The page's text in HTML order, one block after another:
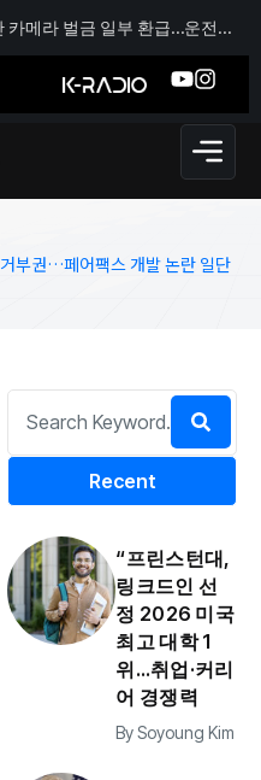
카메라 벌금 일부 환급…운전자
부권…페어팩스 개발 논란 일단
Recent
“프린스턴대,
링크드인 선
정 2026 미국
최고 대학 1
위…취업·커리
어 경쟁력
BySoyoung Kim